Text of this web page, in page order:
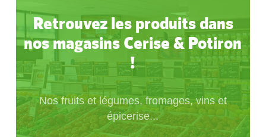
Retrouvez les produits dans
nos magasins Cerise & Potiron
!
Nos fruits et légumes, fromages, vins et
épicerise...